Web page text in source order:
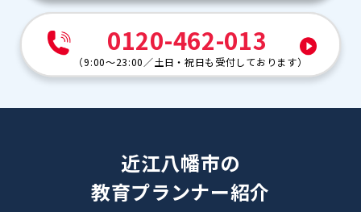
0120-462-013
（9:00～23:00 ／土日・祝日も受付しております）
近江八幡市の
教育プランナー紹介